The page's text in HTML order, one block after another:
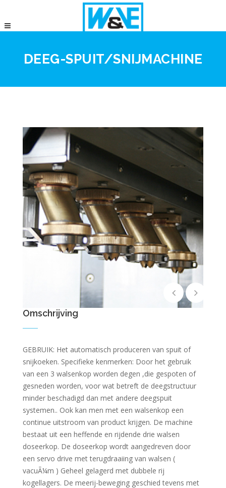
DEEG-SPUIT/SNIJMACHINE
Omschrijving
GEBRUIK: Het automatisch produceren van spuit of
snijkoeken. Specifieke kenmerken: Door het gebruik
van een 3 walsenkop worden degen ,die gespoten of
gesneden worden, voor wat betreft de deegstructuur
minder beschadigd dan met andere deegspuit
systemen.. Ook kan men met een walsenkop een
continue uitstroom van product krijgen. De machine
bestaat uit een heffende en rijdende drie walsen
doseerkop. De doseerkop wordt aangedreven door
een servo drive met terugdraaiing van walsen (
vacuÃ¼m ) Geheel gelagerd met dubbele rij
kogellagers. De meerij-beweging geschied tevens met